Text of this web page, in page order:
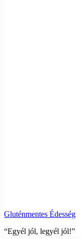
Gluténmentes Édesség
“Egyél jól, legyél jól!”